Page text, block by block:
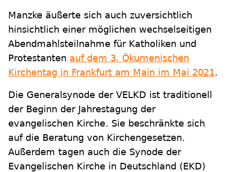
Manzke äußerte sich auch zuversichtlich
hinsichtlich einer möglichen wechselseitigen
Abendmahlsteilnahme für Katholiken und
Protestanten auf dem 3. Ökumenischen
Kirchentag in Frankfurt am Main im Mai 2021.
Die Generalsynode der VELKD ist traditionell
der Beginn der Jahrestagung der
evangelischen Kirche. Sie beschränkte sich
auf die Beratung von Kirchengesetzen.
Außerdem tagen auch die Synode der
Evangelischen Kirche in Deutschland (EKD)